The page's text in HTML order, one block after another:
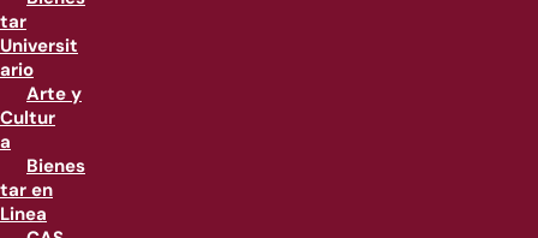
tar
Universit
ario
Arte y
Cultur
a
Bienes
tar en
Linea